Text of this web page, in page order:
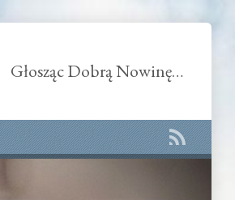
Głosząc Dobrą Nowinę…